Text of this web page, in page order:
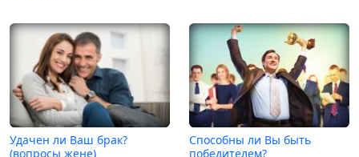
Удачен ли Ваш брак?
(вопросы жене)
Способны ли Вы быть
победителем?